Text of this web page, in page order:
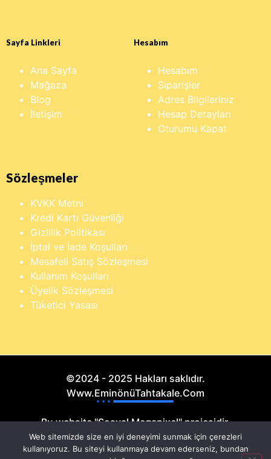
Sayfa Linkleri
Ana Sayfa
Mağaza
Blog
İletişim
Hesabım
Hesabım
Siparişler
Adres Bilgileriniz
Hesap Detayları
Oturumu Kapat
Sözleşmeler
KVKK Metni
Kredi Kartı Güvenliği
Gizlilik Politikası
İptal ve İade Koşulları
Mesafeli Satış Sözleşmesi
Kullanım Koşulları
Üyelik Sözleşmesi
Tüketici Yasası
©2024 - 2025 Hakları saklıdır.
Www.EminönüTahtakale.Com
Bu website "Sosyal Megapixel" projesidir.
Web sitemizde size en iyi deneyimi sunmak için çerezleri
kullanıyoruz. Bu siteyi kullanmaya devam ederseniz, bundan